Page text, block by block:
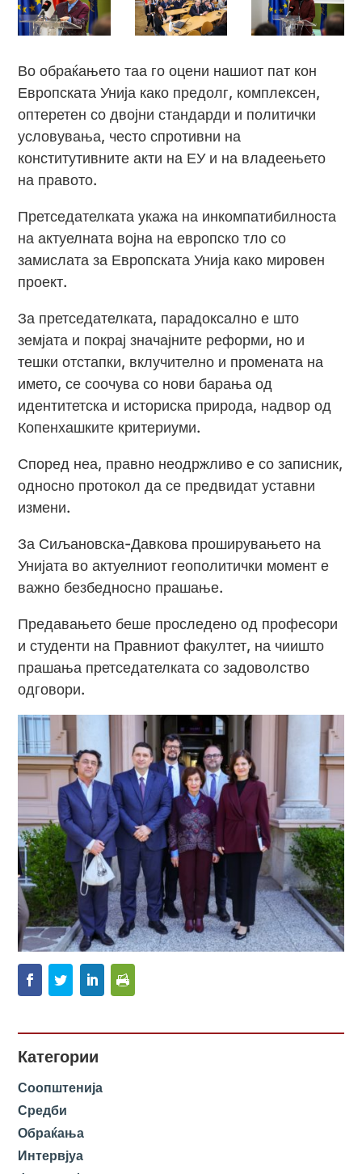
Во обраќањето таа го оцени нашиот пат кон
Европската Унија како предолг, комплексен,
оптеретен со двојни стандарди и политички
условувања, често спротивни на
конститутивните акти на ЕУ и на владеењето
на правото.
Претседателката укажа на инкомпатибилноста
на актуелната војна на европско тло со
замислата за Европската Унија како мировен
проект.
За претседателката, парадоксално е што
земјата и покрај значајните реформи, но и
тешки отстапки, вклучително и промената на
името, се соочува со нови барања од
идентитетска и историска природа, надвор од
Копенхашките критериуми.
Според неа, правно неодржливо е со записник,
односно протокол да се предвидат уставни
измени.
За Сиљановска-Давкова проширувањето на
Унијата во актуелниот геополитички момент е
важно безбедносно прашање.
Предавањето беше проследено од професори
и студенти на Правниот факултет, на чиишто
прашања претседателката со задоволство
одговори.
Категории
Соопштенија
Средби
Обраќања
Интервјуа